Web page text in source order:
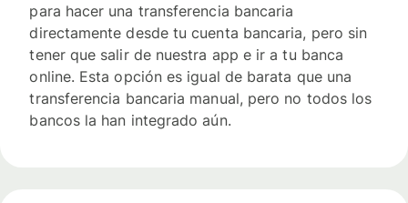
para hacer una transferencia bancaria
directamente desde tu cuenta bancaria, pero sin
tener que salir de nuestra app e ir a tu banca
online. Esta opción es igual de barata que una
transferencia bancaria manual, pero no todos los
bancos la han integrado aún.